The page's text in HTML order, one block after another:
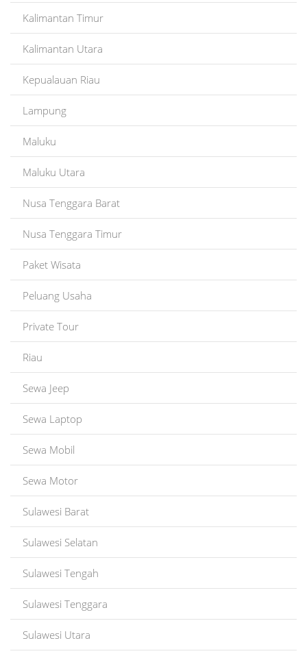
Kalimantan Timur
Kalimantan Utara
Kepualauan Riau
Lampung
Maluku
Maluku Utara
Nusa Tenggara Barat
Nusa Tenggara Timur
Paket Wisata
Peluang Usaha
Private Tour
Riau
Sewa Jeep
Sewa Laptop
Sewa Mobil
Sewa Motor
Sulawesi Barat
Sulawesi Selatan
Sulawesi Tengah
Sulawesi Tenggara
Sulawesi Utara